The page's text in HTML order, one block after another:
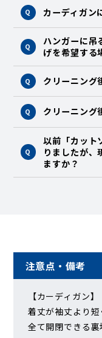
Q カーディガン
Q
ハンガーに吊
げを希望する
Q クリーニング
Q クリーニング
Q
以前「カット
りましたが、
ますか？
注意点・備考
【カーディガン】
着丈が袖丈より
全て開閉できる裏